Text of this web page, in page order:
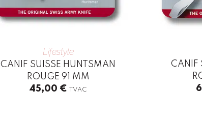
Lifestyle
CANIF SUISSE HUNTSMAN
ROUGE 91 MM
45,00 € TVAC
CANIF